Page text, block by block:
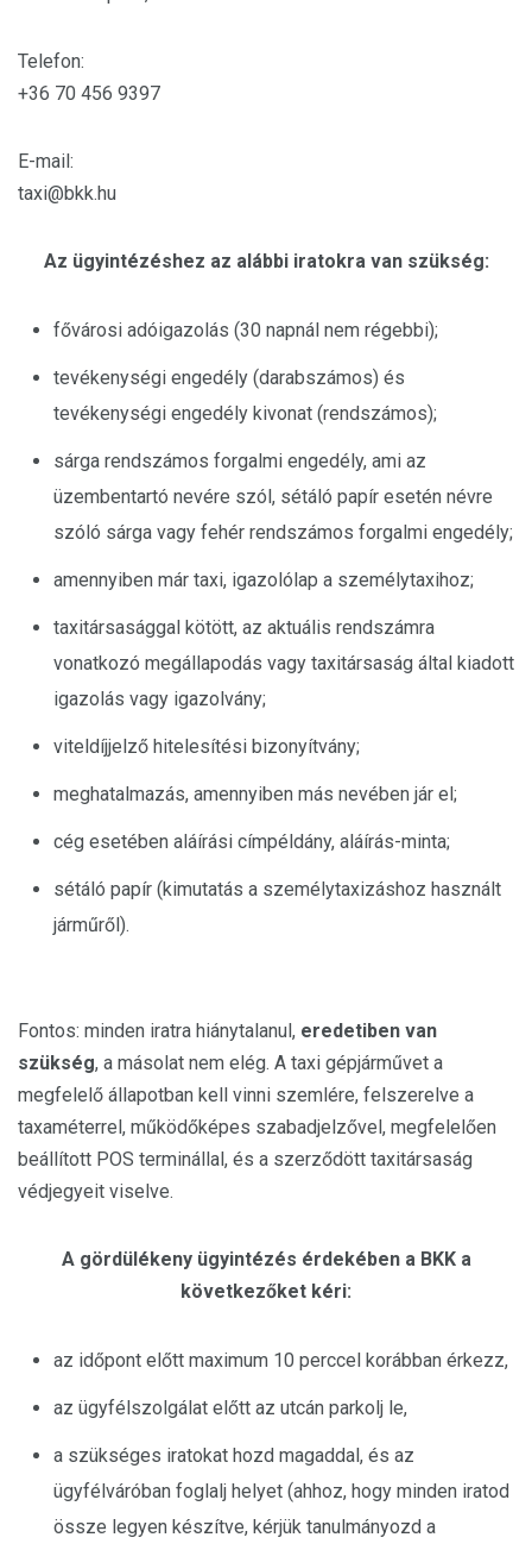
Telefon:
+36 70 456 9397
E-mail:
taxi@bkk.hu
Az ügyintézéshez az alábbi iratokra van szükség:
fővárosi adóigazolás (30 napnál nem régebbi);
tevékenységi engedély (darabszámos) és
tevékenységi engedély kivonat (rendszámos);
sárga rendszámos forgalmi engedély, ami az
üzembentartó nevére szól, sétáló papír esetén névre
szóló sárga vagy fehér rendszámos forgalmi engedély;
amennyiben már taxi, igazolólap a személytaxihoz;
taxitársasággal kötött, az aktuális rendszámra
vonatkozó megállapodás vagy taxitársaság által kiadott
igazolás vagy igazolvány;
viteldíjjelző hitelesítési bizonyítvány;
meghatalmazás, amennyiben más nevében jár el;
cég esetében aláírási címpéldány, aláírás-minta;
sétáló papír (kimutatás a személytaxizáshoz használt
járműről).
Fontos: minden iratra hiánytalanul, eredetiben van
szükség, a másolat nem elég. A taxi gépjárművet a
megfelelő állapotban kell vinni szemlére, felszerelve a
taxaméterrel, működőképes szabadjelzővel, megfelelően
beállított POS terminállal, és a szerződött taxitársaság
védjegyeit viselve.
A gördülékeny ügyintézés érdekében a BKK a
következőket kéri:
az időpont előtt maximum 10 perccel korábban érkezz,
az ügyfélszolgálat előtt az utcán parkolj le,
a szükséges iratokat hozd magaddal, és az
ügyfélváróban foglalj helyet (ahhoz, hogy minden iratod
össze legyen készítve, kérjük tanulmányozd a